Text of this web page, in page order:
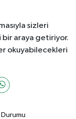
sizleri
araya getiriyor.
okuyabilecekleri